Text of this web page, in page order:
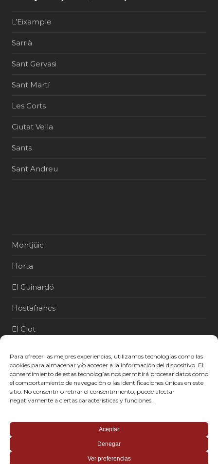
Para ofrecer las mejores experiencias, utilizamos tecnologías como las
cookies para almacenar y/o acceder a la información del dispositivo. El
consentimiento de estas tecnologías nos permitirá procesar datos como
el comportamiento de navegación o las identificaciones únicas en este
sitio. No consentir o retirar el consentimiento, puede afectar
negativamente a ciertas características y funciones.
Aceptar
Denegar
Ver preferencias
L’Eixample
Sarrià
Sant Gervasi
Sant Martí
Les Corts
Ciutat Vella
Sants
Sant Andreu
Montjüic
Horta
El Guinardó
Hostafrancs
El Clot
Poblenou
Gràcia
Cerrajero 24h Barcelona
derechos reservados.